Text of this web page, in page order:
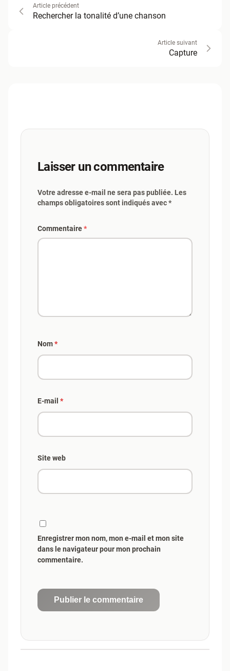
Article précédent
Rechercher la tonalité d’une chanson
Article suivant
Capture
Laisser un commentaire
Votre adresse e-mail ne sera pas publiée. Les
champs obligatoires sont indiqués avec *
Commentaire*
Nom*
E-mail *
Site web
Enregistrer mon nom, mon e-mail et mon site
dans le navigateur pour mon prochain
commentaire.
Publier le commentaire